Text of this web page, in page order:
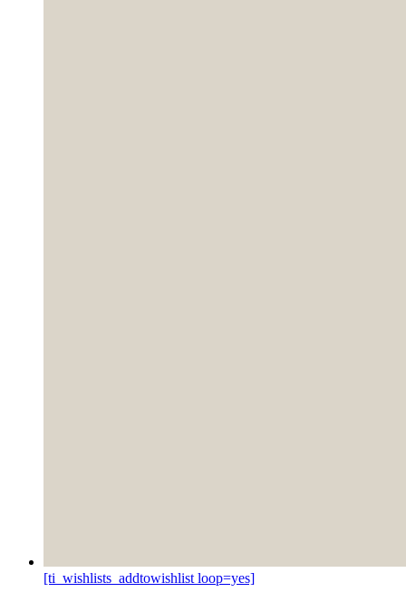
[ti_wishlists_addtowishlist loop=yes]